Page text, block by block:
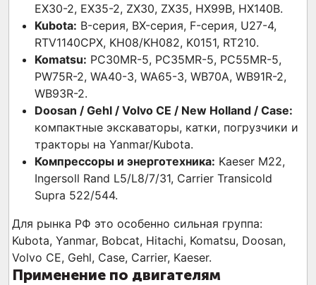
EX30-2, EX35-2, ZX30, ZX35, HX99B, HX140B.
Kubota: B-серия, BX-серия, F-серия, U27-4,
RTV1140CPX, KH08/KH082, K0151, RT210.
Komatsu: PC30MR-5, PC35MR-5, PC55MR-5,
PW75R-2, WA40-3, WA65-3, WB70A, WB91R-2,
WB93R-2.
Doosan / Gehl / Volvo CE / New Holland / Case:
компактные экскаваторы, катки, погрузчики и
тракторы на Yanmar/Kubota.
Компрессоры и энерготехника: Kaeser M22,
Ingersoll Rand L5/L8/7/31, Carrier Transicold
Supra 522/544.
Для рынка РФ это особенно сильная группа:
Kubota, Yanmar, Bobcat, Hitachi, Komatsu, Doosan,
Volvo CE, Gehl, Case, Carrier, Kaeser.
Применение по двигателям